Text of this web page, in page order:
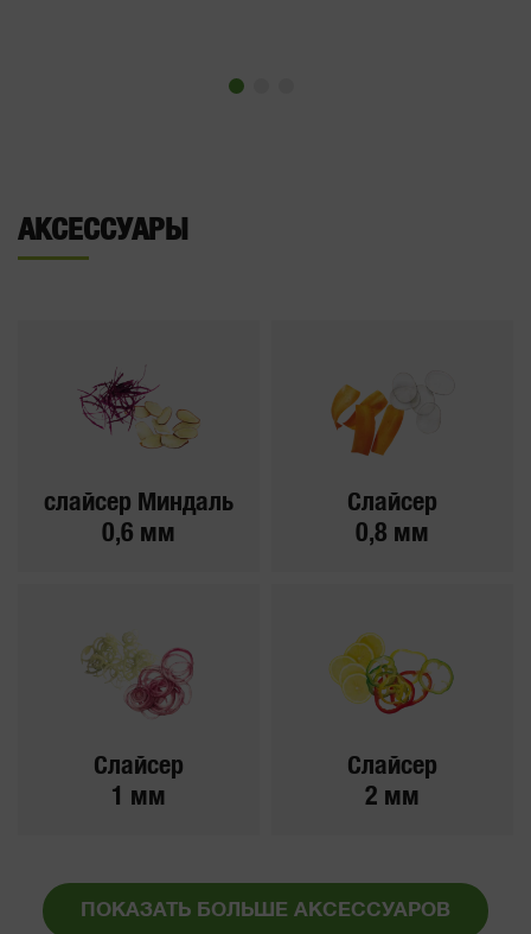
АКСЕССУАРЫ
слайсер Миндаль
0,6 мм
Слайсер
0,8 мм
Слайсер
1 мм
Слайсер
2 мм
ПОКАЗАТЬ БОЛЬШЕ АКСЕССУАРОВ